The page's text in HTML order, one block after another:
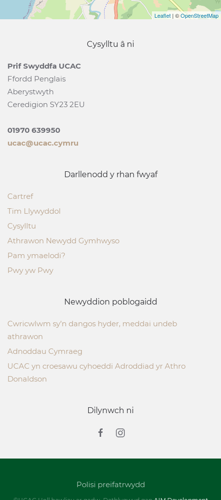
Leaflet | ©OpenStreetMap
Cysylltu â ni
Prif Swyddfa UCAC
Ffordd Penglais
Aberystwyth
Ceredigion SY23 2EU
01970 639950
ucac@ucac.cymru
Darllenodd y rhan fwyaf
Cartref
Tim Llywyddol
Cysylltu
Athrawon Newydd Gymhwyso
Pam ymaelodi?
Pwy yw Pwy
Newyddion poblogaidd
Cwricwlwm sy’n dangos hyder, meddai undeb
athrawon
Adnoddau Cymraeg
UCAC yn croesawu cyhoeddi Adroddiad yr Athro
Donaldson
Dilynwch ni
Polisi preifatrwydd